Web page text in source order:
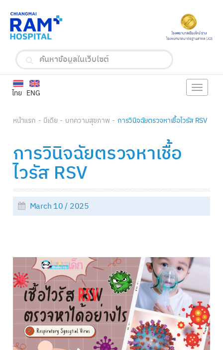
ENG
ไทย Toggle
หน้าแรก มีเดีย บทความสุขภาพ การวินิจฉัยตรวจหาเชื้อไวรัส RSV
การวินิจฉัยตรวจหาเชื้อ
ไวรัส RSV
March 10 / 2025